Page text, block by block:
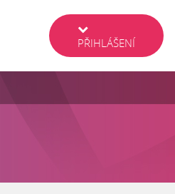
PŘIHLÁŠENÍ